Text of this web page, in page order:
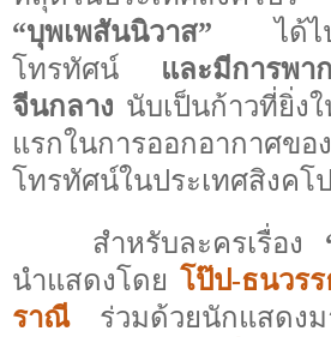
“บุพเพสันนิวาส” ได้ไ
โทรทัศน์ และมีการพา
จีนกลาง นับเป็นก้าวที่ยิ่ง
แรกในการออกอากาศข
โทรทัศน์ในประเทศสิงคโ
สำหรับละครเรื่อง
นำแสดงโดย โป๊ป-ธนวร
ราณี
ร่วมด้วยนักแสดง